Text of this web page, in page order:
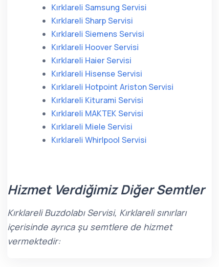
Kırklareli Samsung Servisi
Kırklareli Sharp Servisi
Kırklareli Siemens Servisi
Kırklareli Hoover Servisi
Kırklareli Haier Servisi
Kırklareli Hisense Servisi
Kırklareli Hotpoint Ariston Servisi
Kırklareli Kiturami Servisi
Kırklareli MAKTEK Servisi
Kırklareli Miele Servisi
Kırklareli Whirlpool Servisi
Hizmet Verdiğimiz Diğer Semtler
Kırklareli Buzdolabı Servisi, Kırklareli sınırları
içerisinde ayrıca şu semtlere de hizmet
vermektedir: